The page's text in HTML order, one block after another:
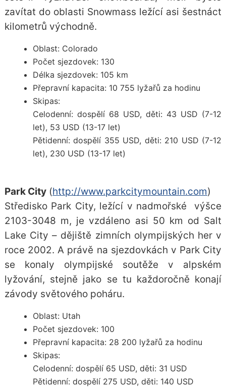
zavítat do oblasti Snowmass ležící asi šestnáct
kilometrů východně.
Oblast: Colorado
Počet sjezdovek: 130
Délka sjezdovek: 105 km
Přepravní kapacita: 10 755 lyžařů za hodinu
Skipas:
Celodenní: dospělí 68 USD, děti: 43 USD (7-12
let), 53 USD (13-17 let)
Pětidenní: dospělí 355 USD, děti: 210 USD (7-12
let), 230 USD (13-17 let)
Park City(http://www.parkcitymountain.com)
Středisko Park City, ležící v nadmořské výšce
2103-3048 m, je vzdáleno asi 50 km od Salt
Lake City – dějiště zimních olympijských her v
roce 2002. A právě na sjezdovkách v Park City
se konaly olympijské soutěže v alpském
lyžování, stejně jako se tu každoročně konají
závody světového poháru.
Oblast: Utah
Počet sjezdovek: 100
Přepravní kapacita: 28 200 lyžařů za hodinu
Skipas:
Celodenní: dospělí 65 USD, děti: 31 USD
Pětidenní: dospělí 275 USD, děti: 140 USD